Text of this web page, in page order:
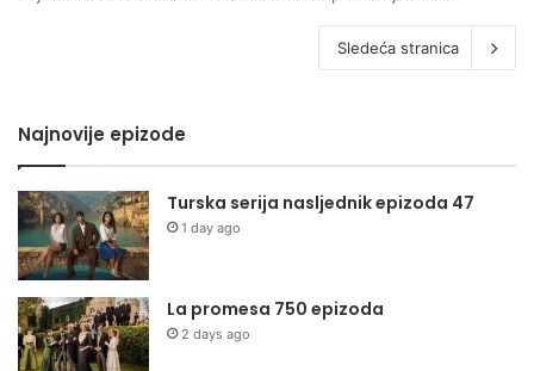
Sledeća stranica
Najnovije epizode
Turska serija nasljednik epizoda 47
1 day ago
La promesa 750 epizoda
2 days ago